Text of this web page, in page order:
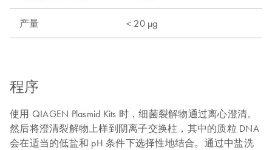
产量 ＜20 µg
程序
使用 QIAGEN Plasmid Kits 时，细菌裂解物通过离心澄清。
然后将澄清裂解物上样到阴离子交换柱，其中的质粒 DNA
会在适当的低盐和 pH 条件下选择性地结合。通过中盐洗